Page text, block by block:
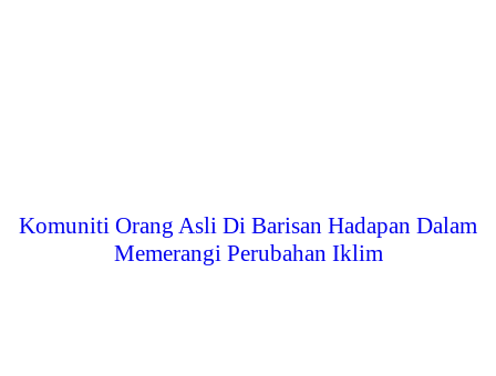
Komuniti Orang Asli Di Barisan Hadapan Dalam
Memerangi Perubahan Iklim